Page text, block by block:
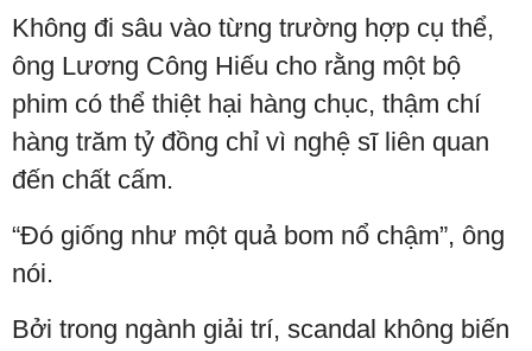
Không đi sâu vào từng trường hợp cụ thể,
ông Lương Công Hiếu cho rằng một bộ
phim có thể thiệt hại hàng chục, thậm chí
hàng trăm tỷ đồng chỉ vì nghệ sĩ liên quan
đến chất cấm.
“Đó giống như một quả bom nổ chậm”, ông
nói.
Bởi trong ngành giải trí, scandal không biến